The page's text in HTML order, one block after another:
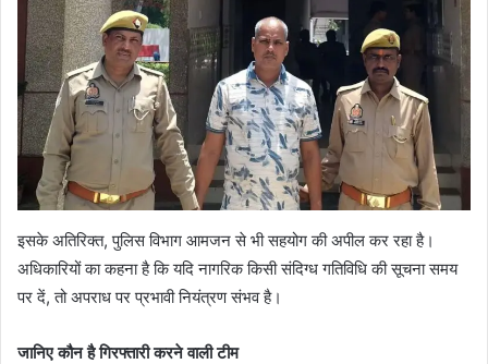
इसके अतिरिक्त, पुलिस विभाग आमजन से भी सहयोग की अपील कर रहा है।
अधिकारियों का कहना है कि यदि नागरिक किसी संदिग्ध गतिविधि की सूचना समय
पर दें, तो अपराध पर प्रभावी नियंत्रण संभव है।
जानिए कौन है गिरफ्तारी करने वाली टीम